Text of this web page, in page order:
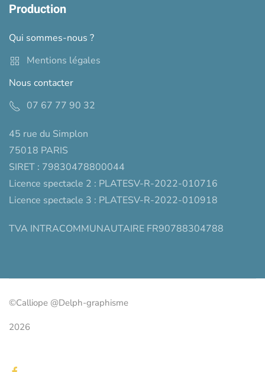
Production
Qui sommes-nous ?
Mentions légales
Nous contacter
07 67 77 90 32
45 rue du Simplon
75018 PARIS
SIRET : 79830478800044
Licence spectacle 2 : PLATESV-R-2022-010716
Licence spectacle 3 : PLATESV-R-2022-010918
TVA INTRACOMMUNAUTAIRE FR90788304788
©Calliope @Delph-graphisme
2026